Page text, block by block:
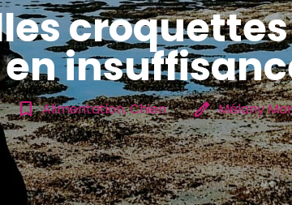
bookmark_border Alimentation, Chien edit Mélany